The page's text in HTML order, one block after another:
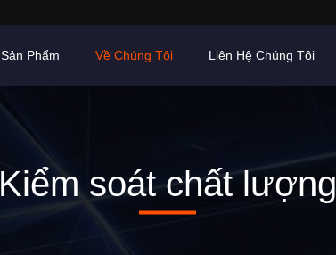
Sản Phẩm Về Chúng Tôi Liên Hệ Chúng Tôi
Kiểm soát chất lượng